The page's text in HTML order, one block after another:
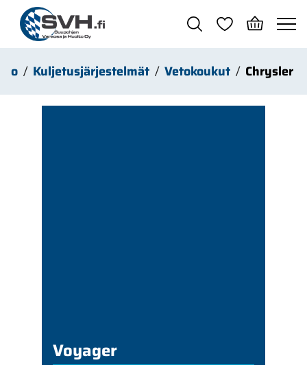
Siirry pääsisältöön
Kuljetusjärjestelmät Vetokoukut Chrysler
Voyager